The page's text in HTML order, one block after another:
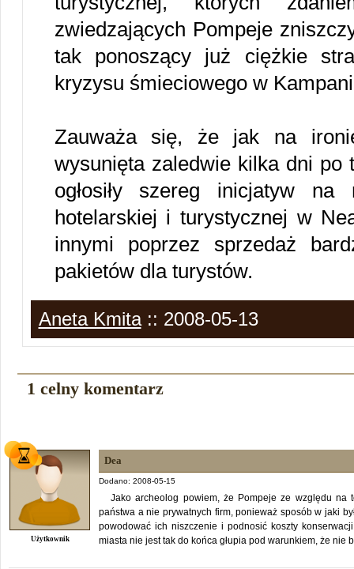
zwiedzających Pompeje
tak ponoszący już ciężkie
kryzysu śmieciowego w
Zauważa się, że jak na
wysunięta zaledwie kilka dni po
ogłosiły szereg inicjatyw na
hotelarskiej i turystycznej w
innymi poprzez sprzedaż
pakietów dla turystów.
Aneta Kmita:: 2008-05-13
1 celny komentarz
Użytkownik
Dea
Dodano: 2008-05-15
Jako archeolog powiem, że Pompeje ze względu na
państwa a nie prywatnych firm, ponieważ sposób w jaki
powodować ich niszczenie i podnosić koszty
miasta nie jest tak do końca głupia pod warunkiem, że